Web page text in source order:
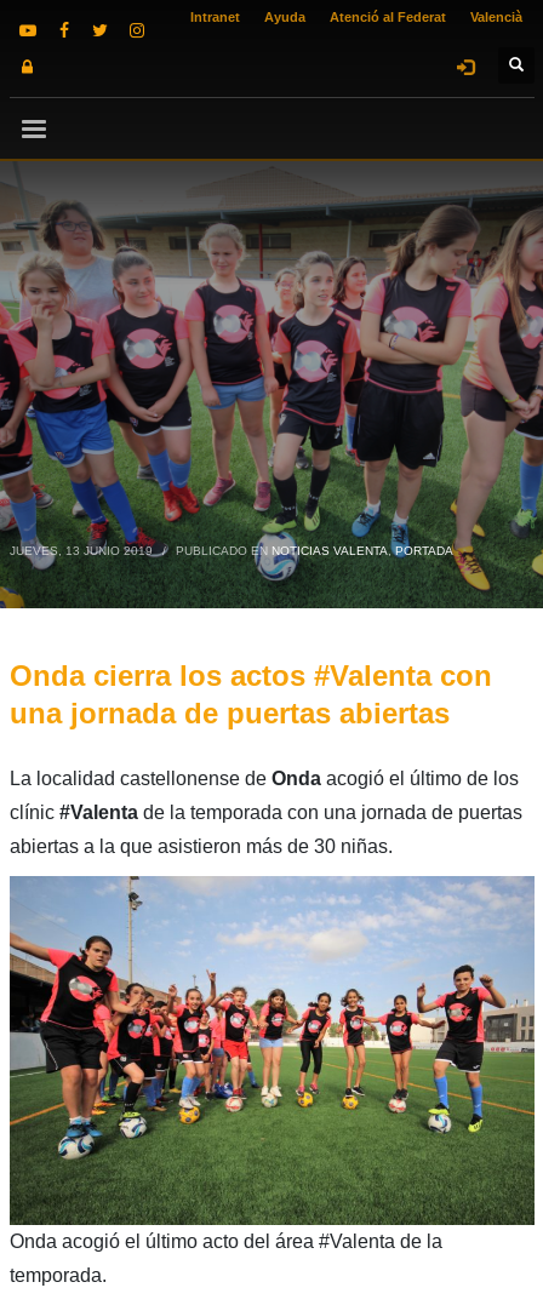
Intranet Ayuda Atenció al Federat Valencià
JUEVES, 13 JUNIO 2019 / PUBLICADO EN NOTICIAS VALENTA,PORTADA
Onda cierra los actos #Valenta con
una jornada de puertas abiertas
La localidad castellonense de Ondaacogió el último de los
clínic #Valenta de la temporada con una jornada de puertas
abiertas a la que asistieron más de 30 niñas.
Onda acogió el último acto del área #Valenta de la
temporada.